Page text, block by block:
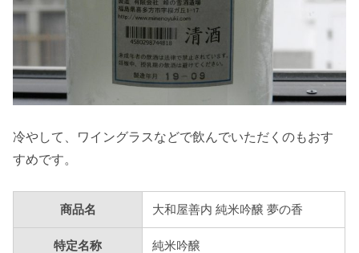
冷やして、ワイングラスなどで飲んでいただくのもおす
すめです。
商品名 大和屋善内 純米吟醸 夢の香
特定名称 純米吟醸